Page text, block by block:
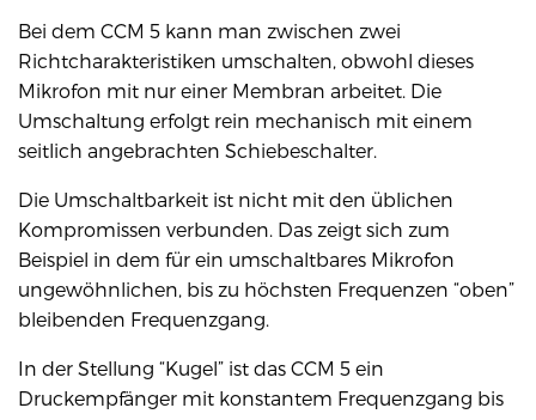
Bei dem CCM 5 kann man zwischen zwei
Richtcharakteristiken umschalten, obwohl dieses
Mikrofon mit nur einer Membran arbeitet. Die
Umschaltung erfolgt rein mechanisch mit einem
seitlich angebrachten Schiebeschalter.
Die Umschaltbarkeit ist nicht mit den üblichen
Kompromissen verbunden. Das zeigt sich zum
Beispiel in dem für ein umschaltbares Mikrofon
ungewöhnlichen, bis zu höchsten Frequenzen “oben”
bleibenden Frequenzgang.
In der Stellung “Kugel” ist das CCM 5 ein
Druckempfänger mit konstantem Frequenzgang bis